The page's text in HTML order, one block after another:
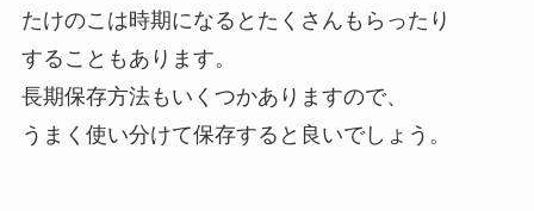
たけのこは時期になるとたくさんもらったり
することもあります。
長期保存方法もいくつかありますので、
うまく使い分けて保存すると良いでしょう。